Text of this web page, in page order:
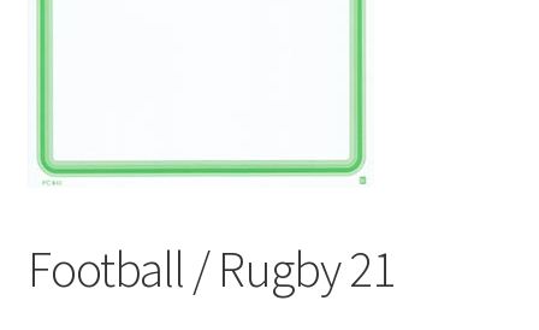
Football / Rugby 21